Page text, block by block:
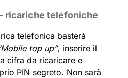
ricariche telefoniche
telefonica basterà
top up”, inserire il
cifra da ricaricare e
PIN segreto. Non sarà